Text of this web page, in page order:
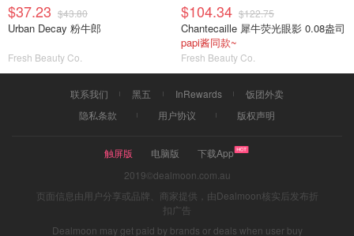
$37.23 $43.80
Urban Decay 粉牛郎
Fresh Beauty Co.
$104.34 $122.75
Chantecaille 犀牛荧光眼影 0.08盎司
papi酱同款~
Fresh Beauty Co.
联系我们 黑五 InRewards
饭团外卖
隐私条款
用户协议 版权声明
触屏版 电脑版
下载App
2019©dealmoon.com.au
页面信息由用户分享或品牌、商家提供，由Dealmoon核实后发布折
扣广告
Dealmoon may get paid by brands or deals when user buy